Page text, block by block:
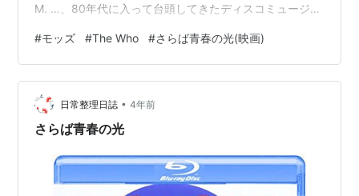
M. …、80年代に入って台頭してきたディスコミュージッ
けるもんね😊 ところが、Nと過ごした頃に何を聴いてた
のか、てんで思い出せないのだ。 音楽が聴こえない。 澄
んだ早朝の空気に包まれた静寂の中、二人の会話だけが
記憶にあるだけで。 ある冬の放課後、Nと一緒に映画を
観に行った。高校生らしいデート…
#モッズ #The Who #さらば青春の光(映画)
日常整理日誌 • 4年前
さらば青春の光